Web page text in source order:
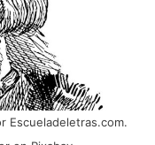
Escueladeletras.com.